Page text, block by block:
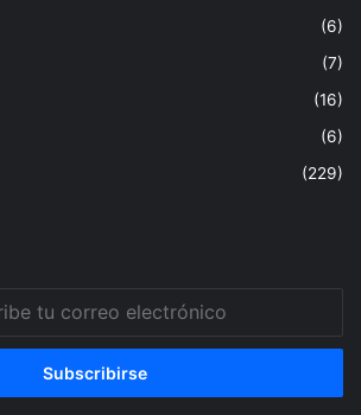
(6)
(7)
(16)
(6)
(229)